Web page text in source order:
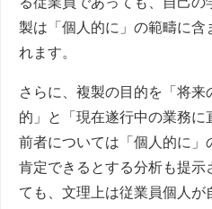
製は「個人的に」の範疇に含
れます。
さらに、複製の目的を「将来
的」と「現在遂行中の業務に
前者については「個人的に」
肯定できるとする分析も提示
ても、文理上は従業員個人が